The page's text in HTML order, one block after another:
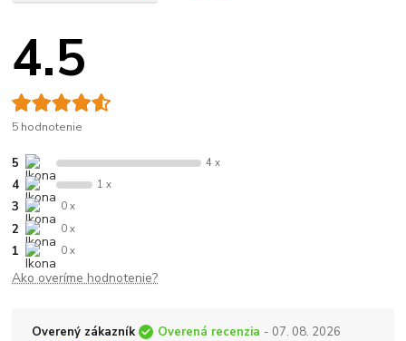
4.5
5 hodnotenie
5 4 x
4 1 x
3 0 x
2 0 x
1 0 x
Ako overíme hodnotenie?
Overený zákazník Overená recenzia - 07. 08. 2026